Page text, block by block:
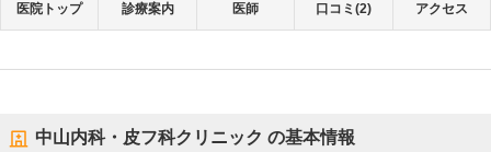
医院トップ 診療案内 医師 口コミ(2) アクセス
中山内科・皮フ科クリニック の基本情報